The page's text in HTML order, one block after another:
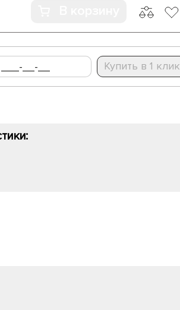
Купить в 1 клик